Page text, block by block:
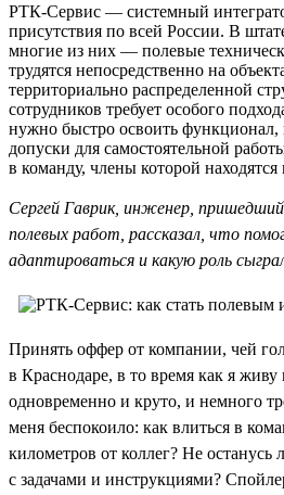
РТК-Сервис — системный
присутствия по всей России. В
многие из них — полевые
трудятся непосредственно на
территориально распределенной
сотрудников требует особого
нужно быстро освоить функционал,
допуски для самостоятельной
в команду, члены которой
Сергей Гаврик, инженер,
полевых работ, рассказал, что
адаптироваться и какую роль
Принять оффер от компании, чей
в Краснодаре, в то время как я
одновременно и круто, и немного
меня беспокоило: как влиться в
километров от коллег? Не останусь
с задачами и инструкциями?